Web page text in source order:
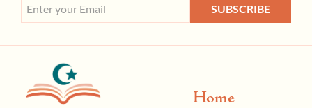
SUBSCRIBE
Home